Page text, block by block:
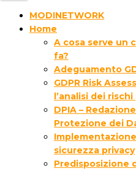
MODINETWORK
Home
A cosa serve un
fa?
Adeguamento
GDPR Risk
l’analisi dei
DPIA –
Protezione dei
sicurezza privacy
Predisposizione